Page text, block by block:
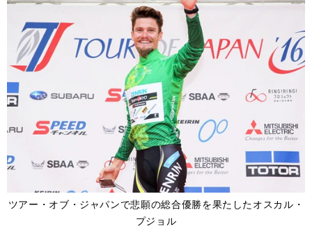
ツアー・オブ・ジャパンで悲願の総合優勝を果たしたオスカル・
プジョル